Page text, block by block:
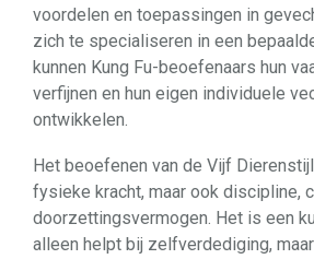
voordelen en toepassingen in
zich te specialiseren in een
kunnen Kung Fu-beoefenaars hun
verfijnen en hun eigen individuele
ontwikkelen.
Het beoefenen van de Vijf
fysieke kracht, maar ook discipline,
doorzettingsvermogen. Het is een
alleen helpt bij zelfverdediging,